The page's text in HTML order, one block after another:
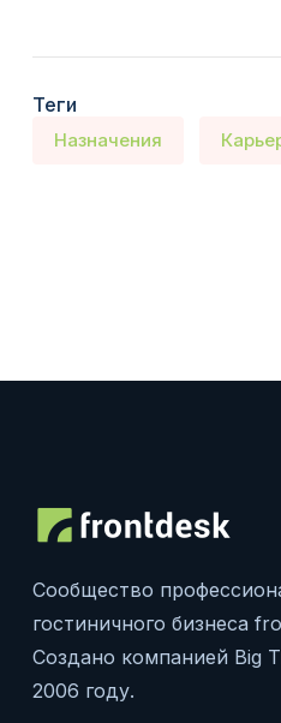
Теги
Назначения
Сообщество
гостиничного бизнеса
Создано компанией Big
2006 году.